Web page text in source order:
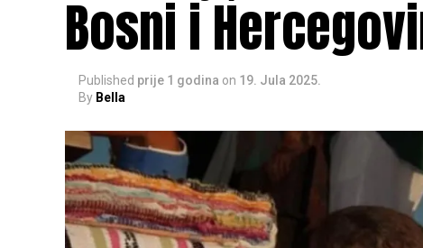
Bosni i
Published prije 1 godina on 19. Jula 2025.
By Bella